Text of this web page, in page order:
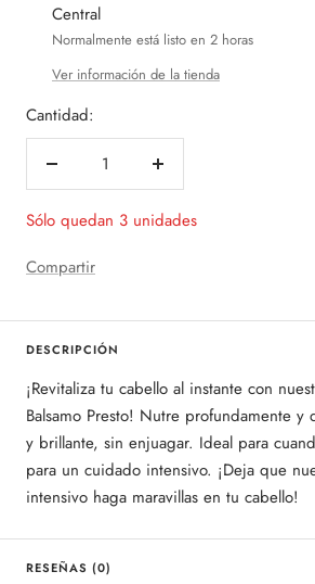
Central
Normalmente está listo en 2 horas
Ver información de la tienda
Cantidad:
Decrecer
Aumentar
Sólo quedan 3 unidades
Compartir
DESCRIPCIÓN
¡Revitaliza tu cabello al instante con
Balsamo Presto! Nutre profundamente y
y brillante, sin enjuagar. Ideal para
para un cuidado intensivo. ¡Deja que
intensivo haga maravillas en tu cabello!
RESEÑAS (0)